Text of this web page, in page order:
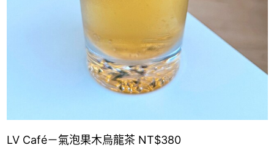
LV Café－氣泡果木烏龍茶 NT$380